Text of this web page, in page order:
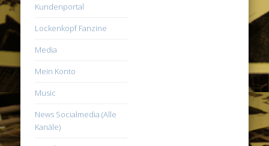
Kundenportal
Lockenkopf Fanzine
Media
Mein Konto
Music
News Socialmedia (Alle
Kanäle)